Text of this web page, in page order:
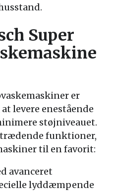
Super
er
levere enestående
støjniveauet.
funktioner,
til en favorit:
avanceret
lyddæmpende